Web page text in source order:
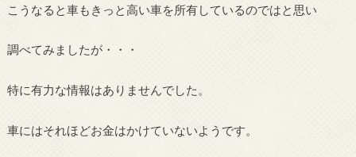
こうなると車もきっと高い車を所有しているのではと思い
調べてみましたが・・・
特に有力な情報はありませんでした。
車にはそれほどお金はかけていないようです。